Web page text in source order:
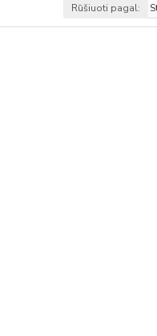
Rūšiuoti pagal: